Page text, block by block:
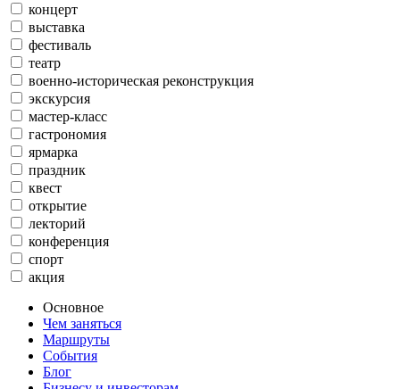
концерт
выставка
фестиваль
театр
военно-историческая реконструкция
экскурсия
мастер-класс
гастрономия
ярмарка
праздник
квест
открытие
лекторий
конференция
спорт
акция
Основное
Чем заняться
Маршруты
События
Блог